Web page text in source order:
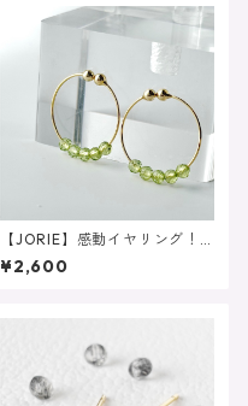
【JORIE】感動イヤリング！
ペリドットのシンプルフー
プ 大人可愛い 8月誕生石
¥2,600